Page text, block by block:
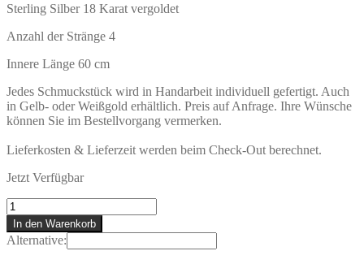
Sterling Silber 18 Karat vergoldet
Anzahl der Stränge 4
Innere Länge 60 cm
Jedes Schmuckstück wird in Handarbeit individuell gefertigt. Auch
in Gelb- oder Weißgold erhältlich. Preis auf Anfrage. Ihre Wünsche
können Sie im Bestellvorgang vermerken.
Lieferkosten & Lieferzeit werden beim Check-Out berechnet.
Jetzt Verfügbar
SÃO
MIGUEL
Collier
Menge
In den Warenkorb
Alternative: